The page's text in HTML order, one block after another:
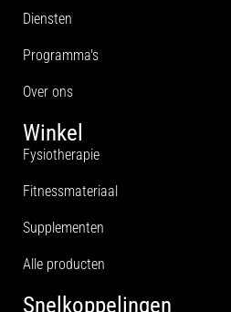
Diensten
Programma's
Over ons
Winkel
Fysiotherapie
Fitnessmateriaal
Supplementen
Alle producten
Snelkoppelingen